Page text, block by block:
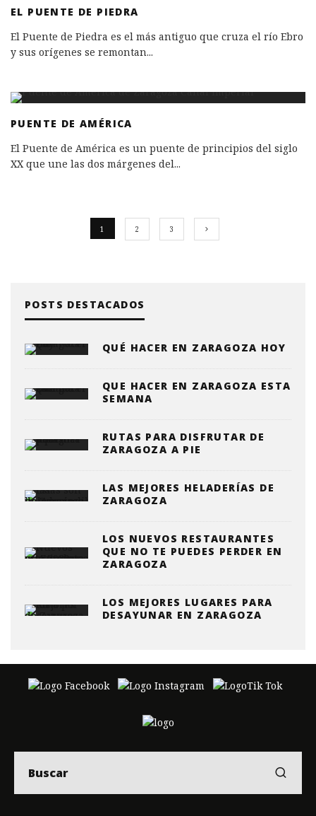
EL PUENTE DE PIEDRA
El Puente de Piedra es el más antiguo que cruza el río Ebro
y sus orígenes se remontan...
PUENTE DE AMÉRICA
El Puente de América es un puente de principios del siglo
XX que une las dos márgenes del...
1 2 3
POSTS DESTACADOS
QUÉ HACER EN ZARAGOZA HOY
QUE HACER EN ZARAGOZA ESTA
SEMANA
RUTAS PARA DISFRUTAR DE
ZARAGOZA A PIE
LAS MEJORES HELADERÍAS DE
ZARAGOZA
LOS NUEVOS RESTAURANTES
QUE NO TE PUEDES PERDER EN
ZARAGOZA
LOS MEJORES LUGARES PARA
DESAYUNAR EN ZARAGOZA